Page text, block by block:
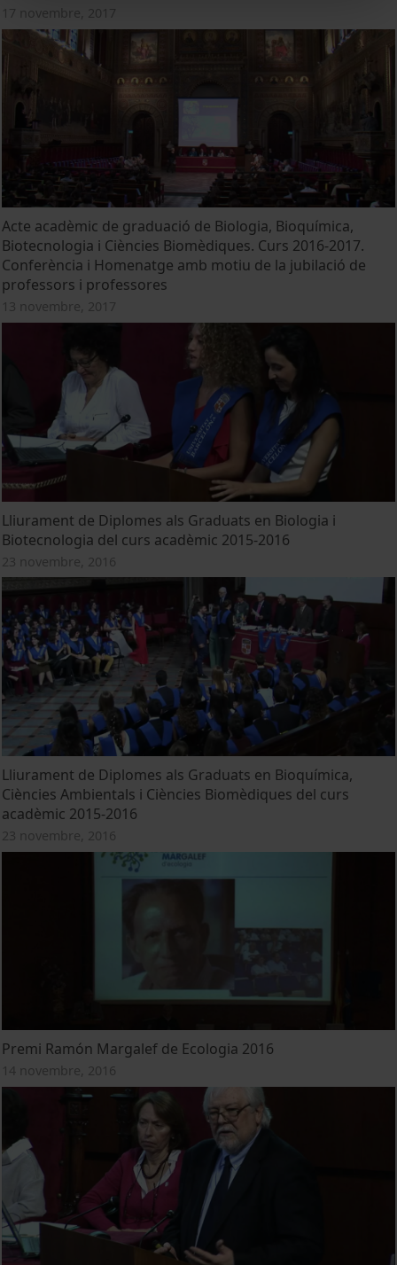
17 novembre, 2017
Acte acadèmic de graduació de Biologia, Bioquímica,
Biotecnologia i Ciències Biomèdiques. Curs 2016-2017.
Conferència i Homenatge amb motiu de la jubilació de
professors i professores
13 novembre, 2017
Lliurament de Diplomes als Graduats en Biologia i
Biotecnologia del curs acadèmic 2015-2016
23 novembre, 2016
Lliurament de Diplomes als Graduats en Bioquímica,
Ciències Ambientals i Ciències Biomèdiques del curs
acadèmic 2015-2016
23 novembre, 2016
Premi Ramón Margalef de Ecologia 2016
14 novembre, 2016